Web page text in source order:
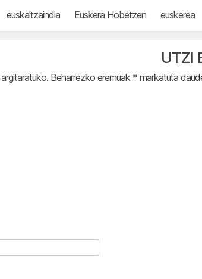
euskaltzaindia Euskera Hobetzen euskerea
UTZI
Beharrezko eremuak * markatuta